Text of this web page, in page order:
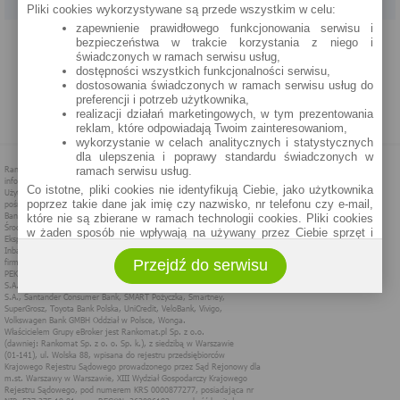
PROGRAM PARTNERSKI O NAS REKLAMA REGULAMIN
POLITYKA PRYWATNOŚCI POLITYKA COOKIES ZASADY PLASOWANIA
Pliki cookies wykorzystywane są przede wszystkim w celu:
zapewnienie prawidłowego funkcjonowania serwisu i
bezpieczeństwa w trakcie korzystania z niego i
świadczonych w ramach serwisu usług,
dostępności wszystkich funkcjonalności serwisu,
dostosowania świadczonych w ramach serwisu usług do
preferencji i potrzeb użytkownika,
realizacji działań marketingowych, w tym prezentowania
reklam, które odpowiadają Twoim zainteresowaniom,
wykorzystanie w celach analitycznych i statystycznych
dla ulepszenia i poprawy standardu świadczonych w
ramach serwisu usług.
Co istotne, pliki cookies nie identyfikują Ciebie, jako użytkownika
poprzez takie dane jak imię czy nazwisko, nr telefonu czy e-mail,
które nie są zbierane w ramach technologii cookies. Pliki cookies
w żaden sposób nie wpływają na używany przez Ciebie sprzęt i
Zakres wykorzystywania plików cookies możliwy jest do
określenia w ustawieniach przeglądarki każdego użytkownika. Bez
wprowadzenia zmian ustawień, informacje w plikach cookies mogą
być zapisywane w pamięci Twojego urządzenia.
Administratorem danych pozyskiwanych w technologii cookies jest
spółka Rankomat.pl Sp. z o.o. (dawniej: Rankomat Sp. z o. o. Sp.
k.) z siedzibą w Warszawie, ul. Wolska 88, 01 - 141 Warszawa.
Możesz jako użytkownik w każdym czasie skontaktować się z
administratorem pod adresem bok@ebroker.pl, jak również wyrazić
Przejdź do serwisu